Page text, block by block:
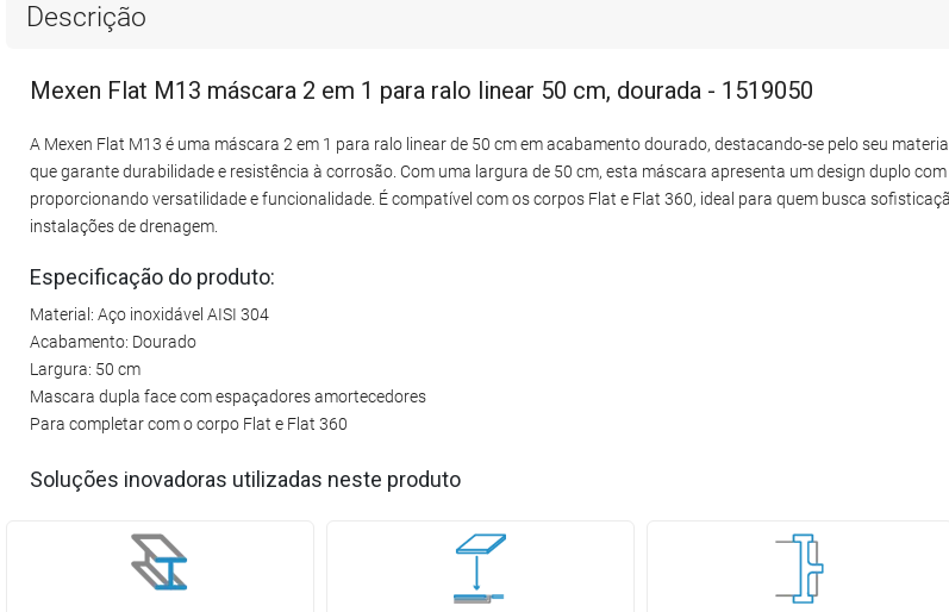
Descrição
Mexen Flat M13 máscara 2 em 1 para ralo linear 50 cm, dourada - 1519050
A Mexen Flat M13 é uma máscara 2 em 1 para ralo linear de 50 cm em acabamento dourado, destacando-se pelo seu
que garante durabilidade e resistência à corrosão. Com uma largura de 50 cm, esta máscara apresenta um design duplo
proporcionando versatilidade e funcionalidade. É compatível com os corpos Flat e Flat 360, ideal para quem busca
instalações de drenagem.
Especificação do produto:
Material: Aço inoxidável AISI 304
Acabamento: Dourado
Largura: 50 cm
Mascara dupla face com espaçadores amortecedores
Para completar com o corpo Flat e Flat 360
Soluções inovadoras utilizadas neste produto